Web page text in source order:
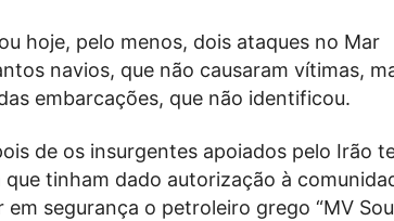
hoje, pelo menos, dois ataques no Mar
navios, que não causaram vítimas,
embarcações, que não identificou.
de os insurgentes apoiados pelo Irão
tinham dado autorização à
segurança o petroleiro grego “MV